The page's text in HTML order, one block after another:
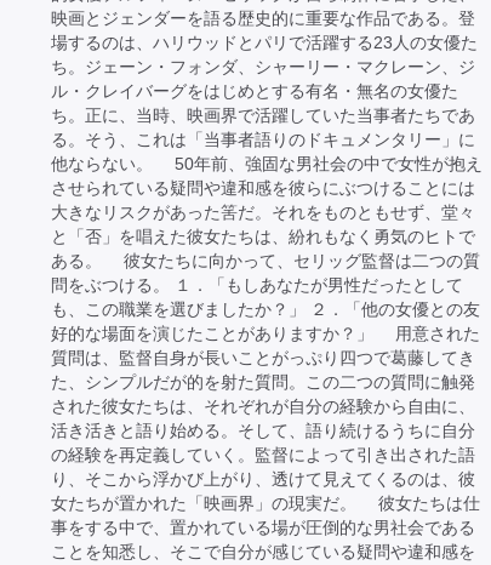
映画とジェンダーを語る歴史的に重要な作品である。登
場するのは、ハリウッドとパリで活躍する23人の女優た
ち。ジェーン・フォンダ、シャーリー・マクレーン、ジ
ル・クレイバーグをはじめとする有名・無名の女優た
ち。正に、当時、映画界で活躍していた当事者たちであ
る。そう、これは「当事者語りのドキュメンタリー」に
他ならない。 50年前、強固な男社会の中で女性が抱え
させられている疑問や違和感を彼らにぶつけることには
大きなリスクがあった筈だ。それをものともせず、堂々
と「否」を唱えた彼女たちは、紛れもなく勇気のヒトで
ある。 彼女たちに向かって、セリッグ監督は二つの質
問をぶつける。 １．「もしあなたが男性だったとして
も、この職業を選びましたか？」 ２．「他の女優との友
好的な場面を演じたことがありますか？」 用意された
質問は、監督自身が長いことがっぷり四つで葛藤してき
た、シンプルだが的を射た質問。この二つの質問に触発
された彼女たちは、それぞれが自分の経験から自由に、
活き活きと語り始める。そして、語り続けるうちに自分
の経験を再定義していく。監督によって引き出された語
り、そこから浮かび上がり、透けて見えてくるのは、彼
女たちが置かれた「映画界」の現実だ。 彼女たちは仕
事をする中で、置かれている場が圧倒的な男社会である
ことを知悉し、そこで自分が感じている疑問や違和感を